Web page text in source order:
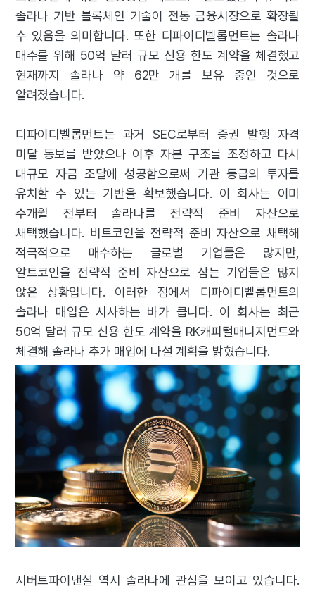
솔라나 기반 블록체인 기술이 전통 금융시장으로 확장될
수 있음을 의미합니다. 또한 디파이디벨롭먼트는 솔라나
매수를 위해 50억 달러 규모 신용 한도 계약을 체결했고
현재까지 솔라나 약 62만 개를 보유 중인 것으로
알려졌습니다.
디파이디벨롭먼트는 과거 SEC로부터 증권 발행 자격
미달 통보를 받았으나 이후 자본 구조를 조정하고 다시
대규모 자금 조달에 성공함으로써 기관 등급의 투자를
유치할 수 있는 기반을 확보했습니다. 이 회사는 이미
수개월 전부터 솔라나를 전략적 준비 자산으로
채택했습니다. 비트코인을 전략적 준비 자산으로 채택해
적극적으로 매수하는 글로벌 기업들은 많지만,
알트코인을 전략적 준비 자산으로 삼는 기업들은 많지
않은 상황입니다. 이러한 점에서 디파이디벨롭먼트의
솔라나 매입은 시사하는 바가 큽니다. 이 회사는 최근
50억 달러 규모 신용 한도 계약을 RK캐피털매니지먼트와
체결해 솔라나 추가 매입에 나설 계획을 밝혔습니다.
시버트파이낸셜 역시 솔라나에 관심을 보이고 있습니다.